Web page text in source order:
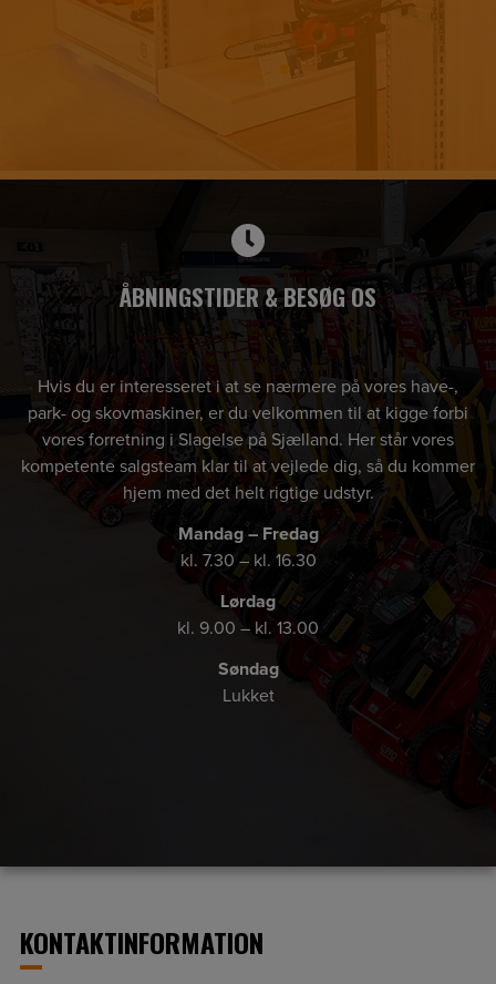
ÅBNINGSTIDER & BESØG OS
Hvis du er interesseret i at se nærmere på vores have-,
park- og skovmaskiner, er du velkommen til at kigge forbi
vores forretning i Slagelse på Sjælland. Her står vores
kompetente salgsteam klar til at vejlede dig, så du kommer
hjem med det helt rigtige udstyr.
Mandag – Fredag
kl. 7.30 – kl. 16.30
Lørdag
kl. 9.00 – kl. 13.00
Søndag
Lukket
KONTAKTINFORMATION